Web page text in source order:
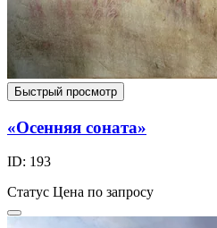
Быстрый просмотр
«Осенняя соната»
ID: 193
Статус Цена по запросу